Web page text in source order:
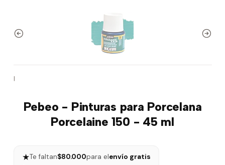
|
Pebeo - Pinturas para Porcelana
Porcelaine 150 - 45 ml
★Te faltan$80.000para elenvío gratis